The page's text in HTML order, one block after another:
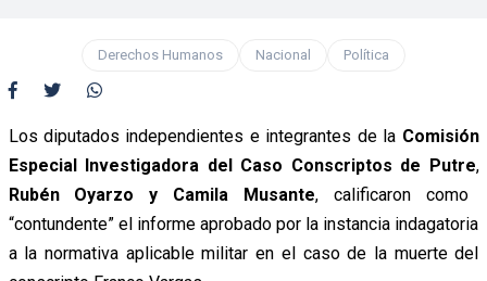
Derechos Humanos Nacional Política
Los diputados independientes e integrantes de la Comisión
Especial Investigadora del Caso Conscriptos de Putre,
Rubén Oyarzo y Camila Musante, calificaron como
“contundente” el informe aprobado por la instancia indagatoria
a la normativa aplicable militar en el caso de la muerte del